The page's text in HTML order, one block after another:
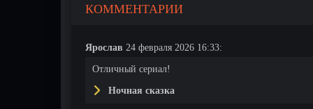
КОММЕНТАРИИ
Ярослав 24 февраля 2026 16:33:
Отличный сериал!
Ночная сказка